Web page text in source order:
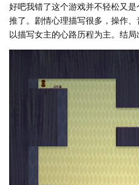
好吧我错了这个游戏并不轻松又
推了。剧情心理描写很多，操作、
以描写女主的心路历程为主。结局